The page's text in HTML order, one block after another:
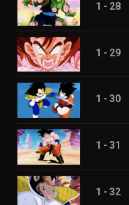
1 - 28
1 - 29
1 - 30
1 - 31
1 - 32